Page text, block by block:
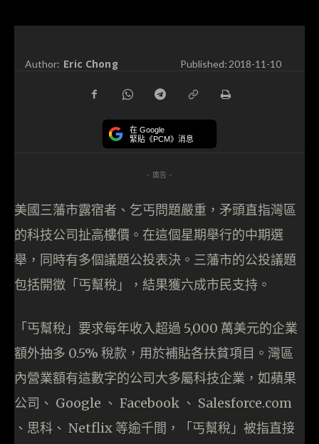
Author: Eric Chong Published:2018-11-10
在 Google
緊貼《PCM》消息
- 廣告 -
美國三藩市露宿者、乞丐問題嚴重，矛頭直指灣區
的科技公司扯高樓價。在這個星期舉行的中期選
舉，同時有多個議題公投表決。三藩市的公投議題
包括開徵「丐幫稅」，結果獲六成市民支持。
「丐幫稅」要求每年收入超過 5,000 萬美元的企業
額外抽多 0.5% 稅款，用於補貼各扶貧項目。灣區
內營業額有這數字的公司大多屬科技企業，如蘋果
公司、 Google 、 Facebook 、 Salesforce.com
、思科、 Netflix 等逾千間，「丐幫稅」被指直接